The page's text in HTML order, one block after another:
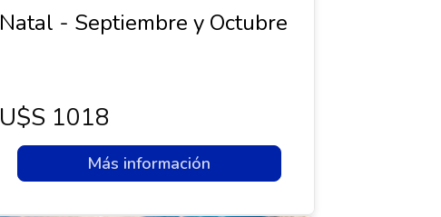
Natal - Septiembre y Octubre
U$s 1018
Más información